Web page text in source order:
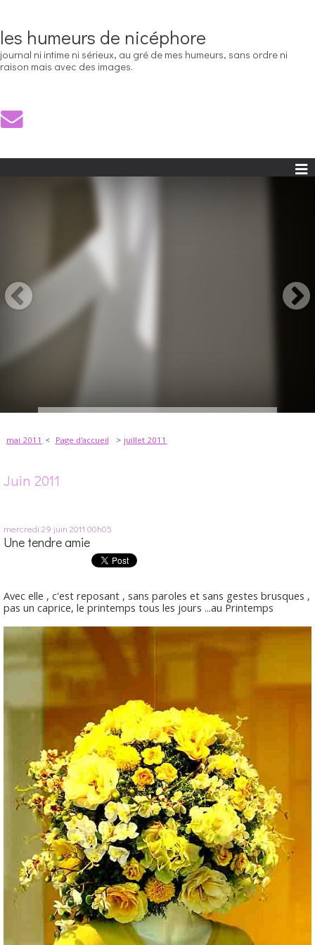
les humeurs de nicéphore
journal ni intime ni sérieux, au gré de mes humeurs, sans ordre ni
raison mais avec des images.
mai 2011 Page d'accueil juillet 2011
Juin 2011
mercredi 29 juin 2011 00h05
Une tendre amie
Avec elle , c'est reposant , sans paroles et sans gestes brusques ,
pas un caprice, le printemps tous les jours ...au Printemps